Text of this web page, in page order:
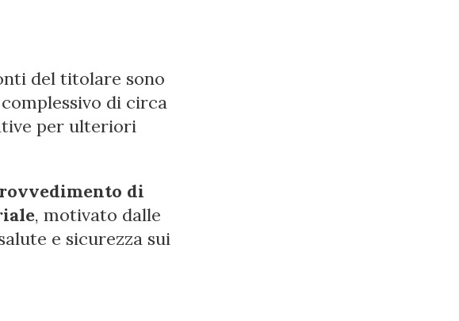
del titolare sono
di circa
per ulteriori
di
, motivato dalle
e sicurezza sui